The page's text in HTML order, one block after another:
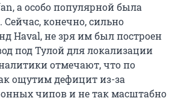
а особо популярной была
Сейчас, конечно, сильно
Haval, не зря им был построен
под Тулой для локализации
отмечают, что по
ощутим дефицит из-за
чипов и не так масштабно